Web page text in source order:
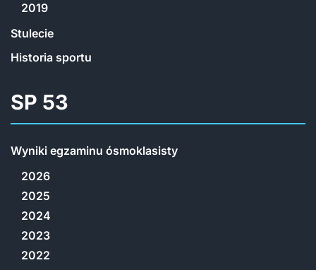
2019
Stulecie
Historia sportu
SP 53
Wyniki egzaminu ósmoklasisty
2026
2025
2024
2023
2022